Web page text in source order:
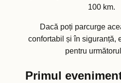
100 km.
Dacă poți parcurge
confortabil și în siguranță,
pentru
Primul